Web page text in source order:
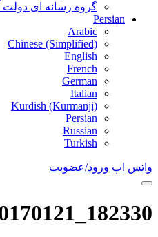
گروه رسانه ای دولت
Persian
Arabic
Chinese (Simplified)
English
French
German
Italian
Kurdish (Kurmanji)
Persian
Russian
Turkish
واتس اپ ورود/عضویت